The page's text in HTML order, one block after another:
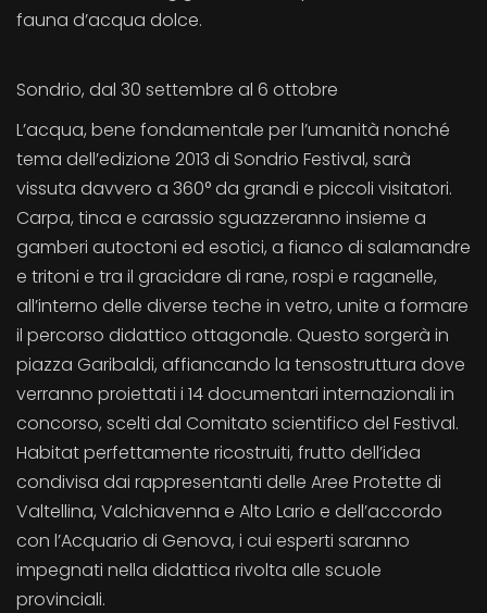
fauna d’acqua dolce.
Sondrio, dal 30 settembre al 6 ottobre
L’acqua, bene fondamentale per l’umanità nonché
tema dell’edizione 2013 di Sondrio Festival, sarà
vissuta davvero a 360° da grandi e piccoli visitatori.
Carpa, tinca e carassio sguazzeranno insieme a
gamberi autoctoni ed esotici, a fianco di salamandre
e tritoni e tra il gracidare di rane, rospi e raganelle,
all’interno delle diverse teche in vetro, unite a formare
il percorso didattico ottagonale. Questo sorgerà in
piazza Garibaldi, affiancando la tensostruttura dove
verranno proiettati i 14 documentari internazionali in
concorso, scelti dal Comitato scientifico del Festival.
Habitat perfettamente ricostruiti, frutto dell’idea
condivisa dai rappresentanti delle Aree Protette di
Valtellina, Valchiavenna e Alto Lario e dell’accordo
con l’Acquario di Genova, i cui esperti saranno
impegnati nella didattica rivolta alle scuole
provinciali.